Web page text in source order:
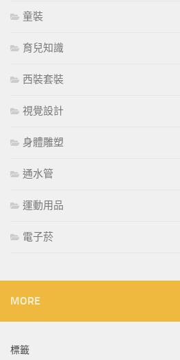
童裝
育兒知識
西裝套裝
視覺設計
身體雕塑
通水管
運動用品
電子菸
MORE
標籤